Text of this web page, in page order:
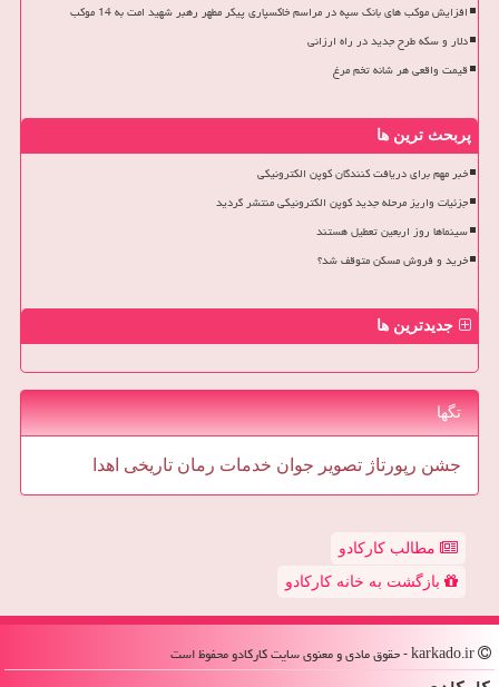
افزایش موکب های بانک سپه در مراسم خاکسپاری پیکر مطهر رهبر شهید امت به 14 موکب
دلار و سکه طرح جدید در راه ارزانی
قیمت واقعی هر شانه تخم مرغ
پربحث ترین ها
خبر مهم برای دریافت کنندگان کوپن الکترونیکی
جزئیات واریز مرحله جدید کوپن الکترونیکی منتشر گردید
سینماها روز اربعین تعطیل هستند
خرید و فروش مسکن متوقف شد؟
جدیدترین ها
تگها
جشن رپورتاژ تصویر جوان خدمات رمان تاریخی اهدا
مطالب کارکادو
بازگشت به خانه کارکادو